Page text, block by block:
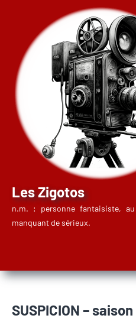
contenu
Les Zigotos
n.m. : personne fantaisiste,
manquant de sérieux.
SUSPICION – saison